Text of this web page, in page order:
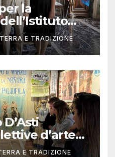
la
TERRA E TRADIZIONE
d’arte
E TRADIZIONE